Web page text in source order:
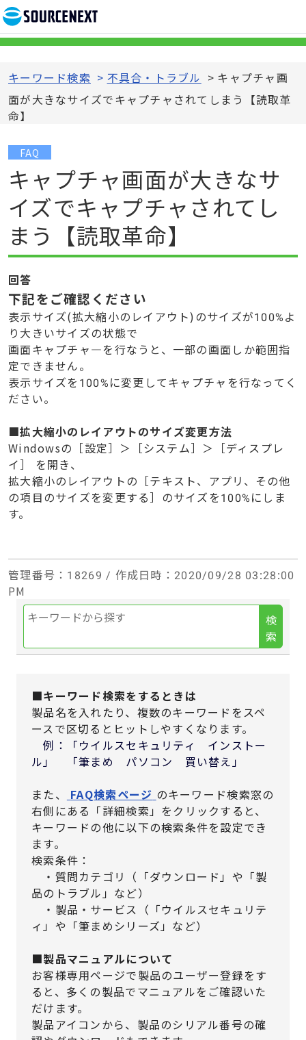
キーワード検索 > 不具合・トラブル > キャプチャ画
面が大きなサイズでキャプチャされてしまう【読取革
命】
FAQ
キャプチャ画面が大きなサ
イズでキャプチャされてし
まう【読取革命】
回答
下記をご確認ください
表示サイズ(拡大縮小のレイアウト)のサイズが100%よ
り大きいサイズの状態で
画面キャプチャ―を行なうと、一部の画面しか範囲指
定できません。
表示サイズを100%に変更してキャプチャを行なってく
ださい。
■拡大縮小のレイアウトのサイズ変更方法
Windowsの［設定］＞［システム］＞［ディスプレ
イ］ を開き、
拡大縮小のレイアウトの［テキスト、アプリ、その他
の項目のサイズを変更する］のサイズを100%にしま
す。
管理番号 ：18269 / 作成日時 ：2020/09/28 03:28:00
PM
検
索
■キーワード検索をするときは
製品名を入れたり、複数のキーワードをスペ
ースで区切るとヒットしやすくなります。
例：「ウイルスセキュリティ インストー
ル」 「筆まめ パソコン 買い替え」
また、
FAQ検索ページ のキーワード検索窓の
右側にある「詳細検索」をクリックすると、
キーワードの他に以下の検索条件を設定でき
ます。
検索条件：
・質問カテゴリ（「ダウンロード」や「製
品のトラブル」など）
・製品・サービス（「ウイルスセキュリテ
ィ」や「筆まめシリーズ」など）
■製品マニュアルについて
お客様専用ページで製品のユーザー登録をす
ると、多くの製品でマニュアルをご確認いた
だけます。
製品アイコンから、製品のシリアル番号の確